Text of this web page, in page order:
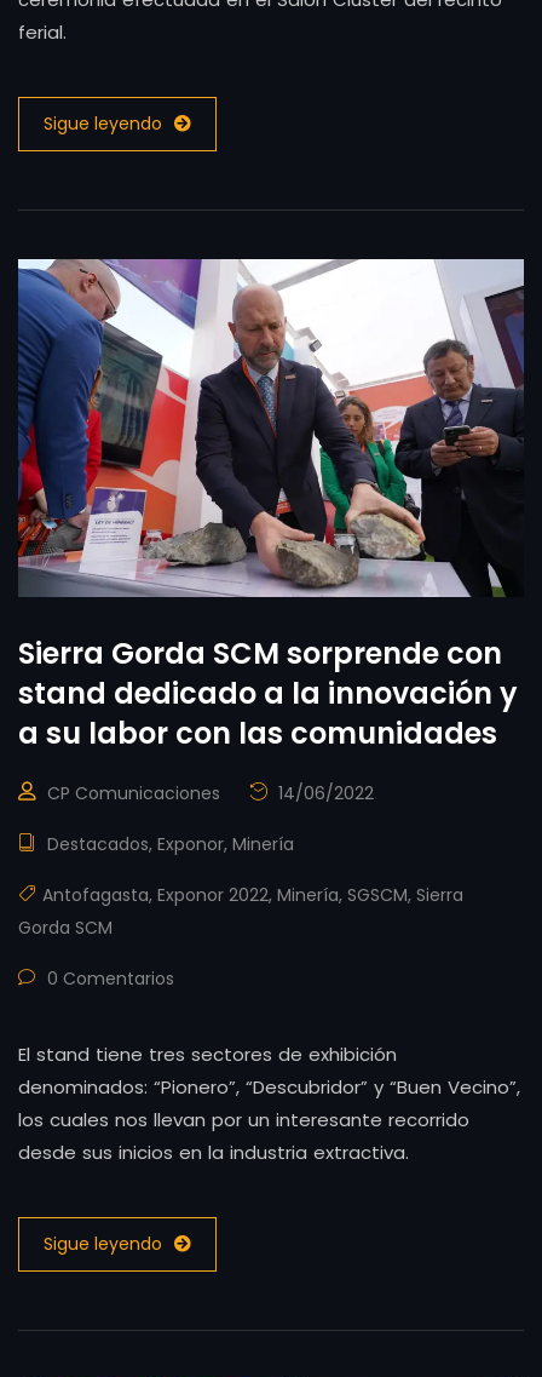
ferial.
Sigue leyendo
Sierra Gorda SCM sorprende con
stand dedicado a la innovación y
a su labor con las comunidades
CP Comunicaciones 14/06/2022
Destacados, Exponor, Minería
Antofagasta, Exponor 2022, Minería, SGSCM, Sierra
Gorda SCM
0 Comentarios
El stand tiene tres sectores de exhibición
denominados: “Pionero”, “Descubridor” y “Buen Vecino”,
los cuales nos llevan por un interesante recorrido
desde sus inicios en la industria extractiva.
Sigue leyendo